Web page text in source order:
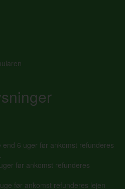
6 uger før ankomst refunderes
før ankomst refunderes
før ankomst refunderes lejen